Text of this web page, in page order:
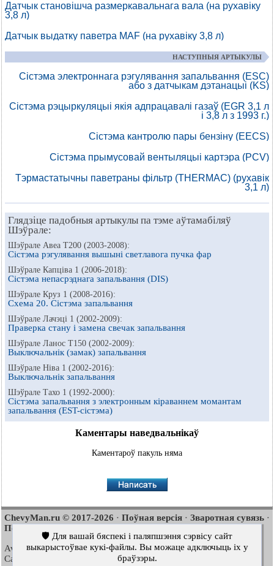
Датчык становішча размеркавальнага вала (на рухавіку
3,8 л)
Датчык выдатку паветра MAF (на рухавіку 3,8 л)
НАСТУПНЫЯ АРТЫКУЛЫ
Сістэма электроннага рэгулявання запальвання (ESC)
або з датчыкам дэтанацыі (KS)
Сістэма рэцыркуляцыі якія адпрацавалі газаў (EGR 3,1 л
і 3,8 л з 1993 г.)
Сістэма кантролю пары бензіну (EECS)
Сістэма прымусовай вентыляцыі картэра (PCV)
Тэрмастатычны паветраны фільтр (THERMAC) (рухавік
3,1 л)
Глядзіце падобныя артыкулы па тэме аўтамабіляў
Шэўрале:
Шэўрале Авеа Т200 (2003-2008):
Сістэма рэгулявання вышыні светлавога пучка фар
Шэўрале Капціва 1 (2006-2018):
Сістэма непасрэднага запальвання (DIS)
Шэўрале Круз 1 (2008-2016):
Схема 20. Сістэма запальвання
Шэўрале Лачэці 1 (2002-2009):
Праверка стану і замена свечак запальвання
Шэўрале Ланос Т150 (2002-2009):
Выключальнік (замак) запальвання
Шэўрале Ніва 1 (2002-2016):
Выключальнік запальвання
Шэўрале Тахо 1 (1992-2000):
Сістэма запальвання з электронным кіраваннем момантам
запальвання (EST-сістэма)
Каментары наведвальнікаў
Каментароў пакуль няма
ChevyMan.ru © 2017-2026 · Поўная версія · Зваротная сувязь ·
Пошук па сайце
Aveo2003-2008·Aveo2006-2011· Aveo2012-2018·
Captiva 2008-2016·Lacetti
🛡️ Для вашай бяспекі і паляпшэння сэрвісу сайт
выкарыстоўвае кукі-файлы. Вы можаце адключыць іх у
браўзэры.